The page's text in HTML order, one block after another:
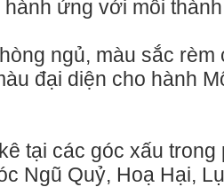
ứng với mỗi
ngủ, màu sắc
đại diện cho hành
tại các góc xấu
Ngũ Quỷ, Hoạ Hại,